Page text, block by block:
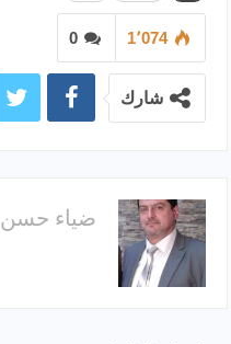
0 1٬074
شارك
ضياء حسن